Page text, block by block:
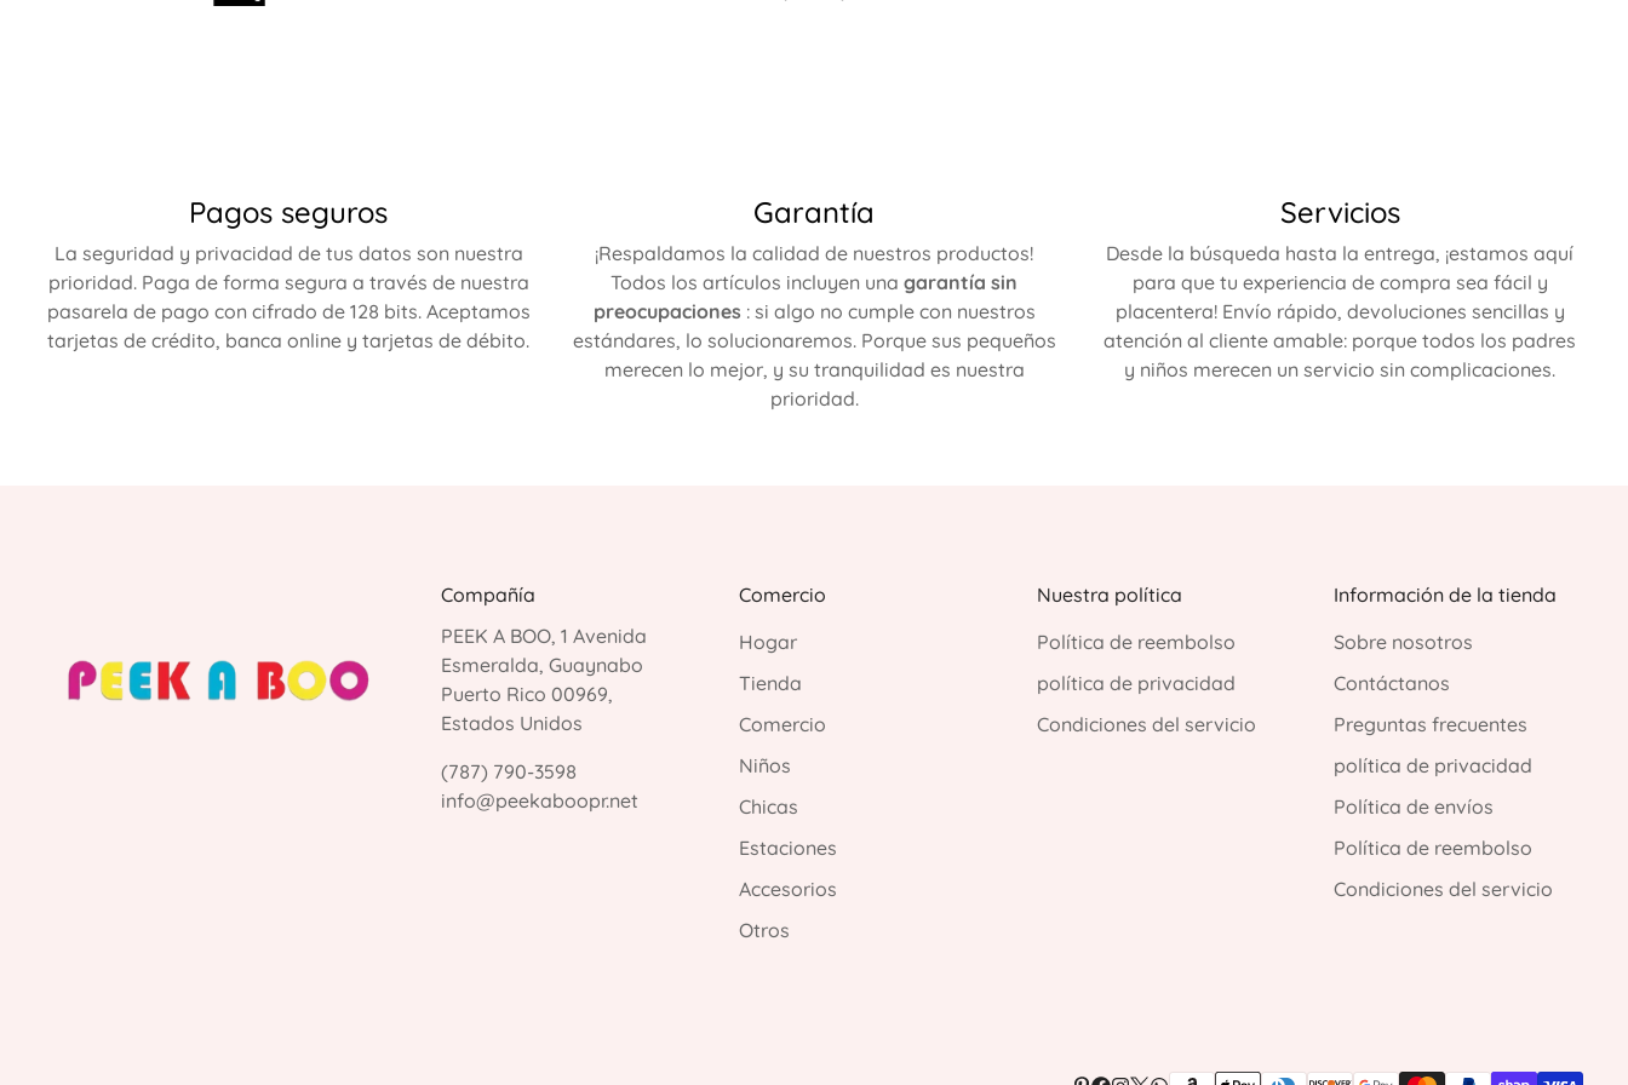
Pagos seguros
La seguridad y privacidad de tus datos son nuestra
prioridad. Paga de forma segura a través de nuestra
pasarela de pago con cifrado de 128 bits. Aceptamos
tarjetas de crédito, banca online y tarjetas de débito.
Garantía
¡Respaldamos la calidad de nuestros productos!
Todos los artículos incluyen una garantía sin
preocupaciones : si algo no cumple con nuestros
estándares, lo solucionaremos. Porque sus pequeños
merecen lo mejor, y su tranquilidad es nuestra
prioridad.
Servicios
Desde la búsqueda hasta la entrega, ¡estamos aquí
para que tu experiencia de compra sea fácil y
placentera! Envío rápido, devoluciones sencillas y
atención al cliente amable: porque todos los padres
y niños merecen un servicio sin complicaciones.
Compañía
PEEK A BOO, 1 Avenida
Esmeralda, Guaynabo
Puerto Rico 00969,
Estados Unidos
(787) 790-3598
info@peekaboopr.net
Comercio
Hogar
Tienda
Comercio
Niños
Chicas
Estaciones
Accesorios
Otros
Nuestra política
Política de reembolso
política de privacidad
Condiciones del servicio
Información de la tienda
Sobre nosotros
Contáctanos
Preguntas frecuentes
política de privacidad
Política de envíos
Política de reembolso
Condiciones del servicio